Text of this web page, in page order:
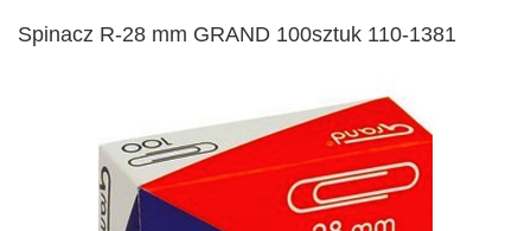
Spinacz R-28 mm GRAND 100sztuk 110-1381